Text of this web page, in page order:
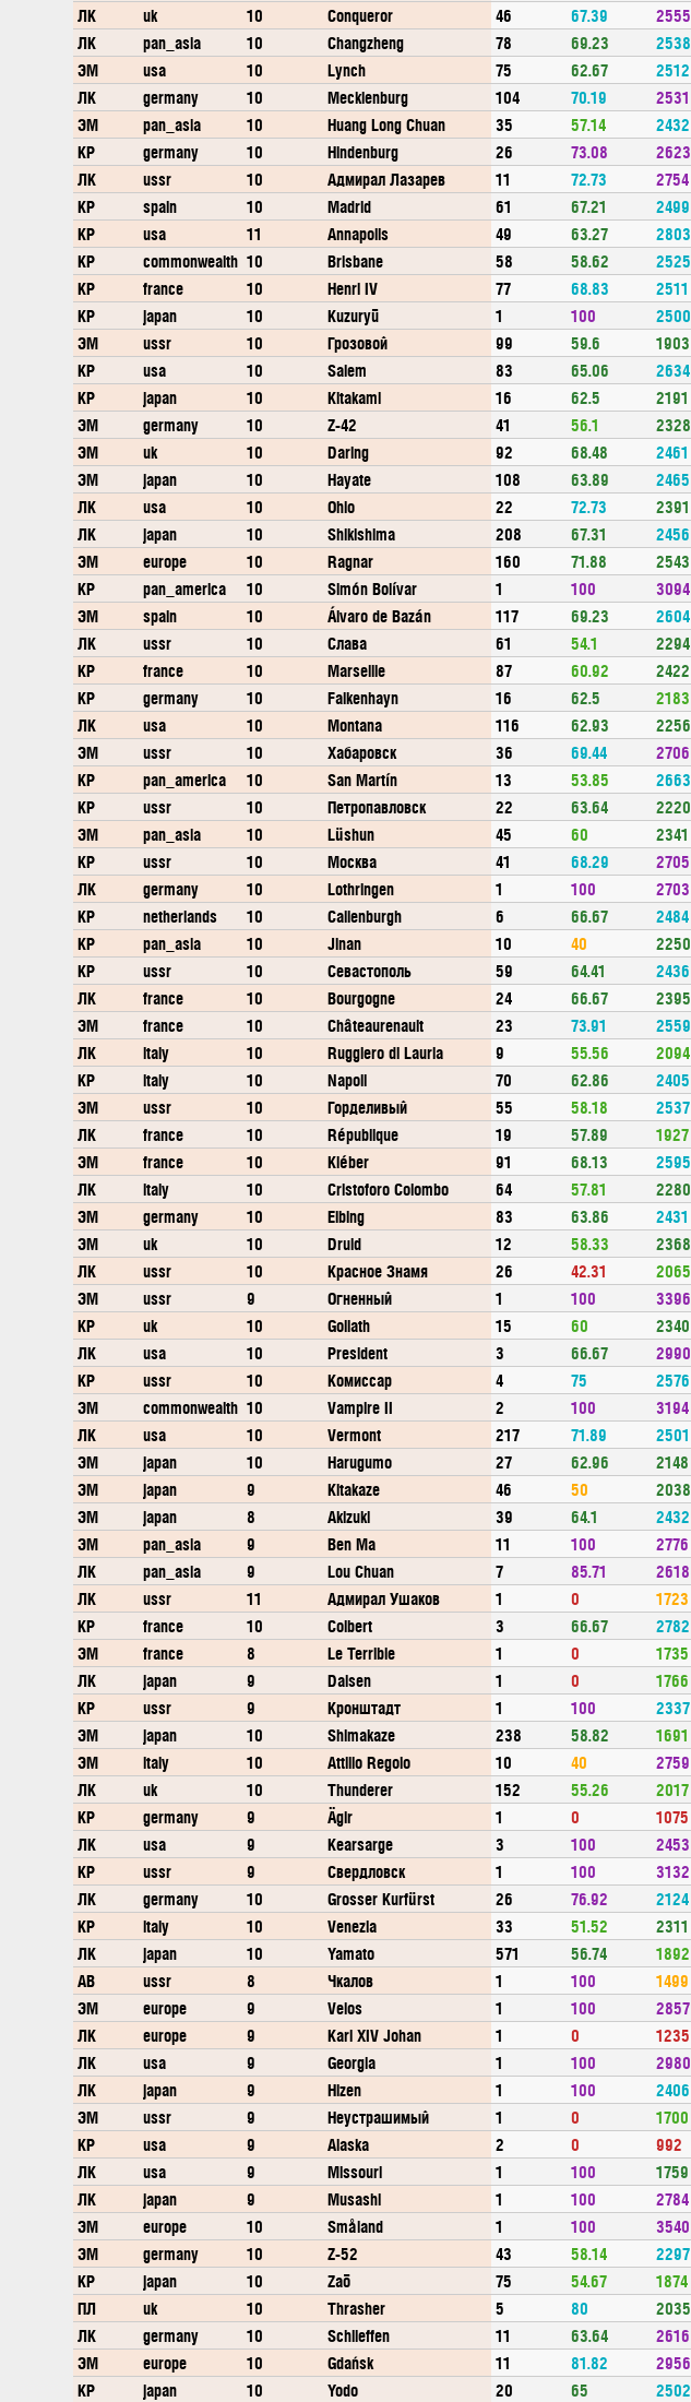
ЛК
uk 10 Conqueror 46 67.39 2555
ЛК
pan_asia 10 Changzheng 78 69.23 2538
ЭМ
usa 10 Lynch 75 62.67 2512
ЛК
germany 10 Mecklenburg 104 70.19 2531
ЭМ
pan_asia 10 Huang Long Chuan 35 57.14 2432
КР
germany 10 Hindenburg 26 73.08 2623
ЛК
ussr 10 Адмирал Лазарев 11 72.73 2754
КР
spain 10 Madrid 61 67.21 2499
КР
usa 11 Annapolis 49 63.27 2803
КР
commonwealth 10 Brisbane 58 58.62 2525
КР
france 10 Henri IV 77 68.83 2511
КР
japan 10 Kuzuryū 1 100 2500
ЭМ
ussr 10 Грозовой 99 59.6 1903
КР
usa 10 Salem 83 65.06 2634
КР
japan 10 Kitakami 16 62.5 2191
ЭМ
germany 10 Z-42 41 56.1 2328
ЭМ
uk 10 Daring 92 68.48 2461
ЭМ
japan 10 Hayate 108 63.89 2465
ЛК
usa 10 Ohio 22 72.73 2391
ЛК
japan 10 Shikishima 208 67.31 2456
ЭМ
europe 10 Ragnar 160 71.88 2543
КР
pan_america 10 Simón Bolívar 1 100 3094
ЭМ
spain 10 Álvaro de Bazán 117 69.23 2604
ЛК
ussr 10 Слава 61 54.1 2294
КР
france 10 Marseille 87 60.92 2422
КР
germany 10 Falkenhayn 16 62.5 2183
ЛК
usa 10 Montana 116 62.93 2256
ЭМ
ussr 10 Хабаровск 36 69.44 2706
КР
pan_america 10 San Martín 13 53.85 2663
КР
ussr 10 Петропавловск 22 63.64 2220
ЭМ
pan_asia 10 Lüshun 45 60 2341
КР
ussr 10 Москва 41 68.29 2705
ЛК
germany 10 Lothringen 1 100 2703
КР
netherlands 10 Callenburgh 6 66.67 2484
КР
pan_asia 10 Jinan 10 40 2250
КР
ussr 10 Севастополь 59 64.41 2436
ЛК
france 10 Bourgogne 24 66.67 2395
ЭМ
france 10 Châteaurenault 23 73.91 2559
ЛК
italy 10 Ruggiero di Lauria 9 55.56 2094
КР
italy 10 Napoli 70 62.86 2405
ЭМ
ussr 10 Горделивый 55 58.18 2537
ЛК
france 10 République 19 57.89 1927
ЭМ
france 10 Kléber 91 68.13 2595
ЛК
italy 10 Cristoforo Colombo 64 57.81 2280
ЭМ
germany 10 Elbing 83 63.86 2431
ЭМ
uk 10 Druid 12 58.33 2368
ЛК
ussr 10 Красное Знамя 26 42.31 2065
ЭМ
ussr 9 Огненный 1 100 3396
КР
uk 10 Goliath 15 60 2340
ЛК
usa 10 President 3 66.67 2990
КР
ussr 10 Комиссар 4 75 2576
ЭМ
commonwealth 10 Vampire II 2 100 3194
ЛК
usa 10 Vermont 217 71.89 2501
ЭМ
japan 10 Harugumo 27 62.96 2148
ЭМ
japan 9 Kitakaze 46 50 2038
ЭМ
japan 8 Akizuki 39 64.1 2432
ЭМ
pan_asia 9 Ben Ma 11 100 2776
ЛК
pan_asia 9 Lou Chuan 7 85.71 2618
ЛК
ussr 11 Адмирал Ушаков 1 0 1723
КР
france 10 Colbert 3 66.67 2782
ЭМ
france 8 Le Terrible 1 0 1735
ЛК
japan 9 Daisen 1 0 1766
КР
ussr 9 Кронштадт 1 100 2337
ЭМ
japan 10 Shimakaze 238 58.82 1691
ЭМ
italy 10 Attilio Regolo 10 40 2759
ЛК
uk 10 Thunderer 152 55.26 2017
КР
germany 9 Ägir 1 0 1075
ЛК
usa 9 Kearsarge 3 100 2453
КР
ussr 9 Свердловск 1 100 3132
ЛК
germany 10 Grosser Kurfürst 26 76.92 2124
КР
italy 10 Venezia 33 51.52 2311
ЛК
japan 10 Yamato 571 56.74 1892
АВ
ussr 8 Чкалов 1 100 1499
ЭМ
europe 9 Velos 1 100 2857
ЛК
europe 9 Karl XIV Johan 1 0 1235
ЛК
usa 9 Georgia 1 100 2980
ЛК
japan 9 Hizen 1 100 2406
ЭМ
ussr 9 Неустрашимый 1 0 1700
КР
usa 9 Alaska 2 0 992
ЛК
usa 9 Missouri 1 100 1759
ЛК
japan 9 Musashi 1 100 2784
ЭМ
europe 10 Småland 1 100 3540
ЭМ
germany 10 Z-52 43 58.14 2297
КР
japan 10 Zaō 75 54.67 1874
ПЛ
uk 10 Thrasher 5 80 2035
ЛК
germany 10 Schlieffen 11 63.64 2616
ЭМ
europe 10 Gdańsk 11 81.82 2956
КР
japan 10 Yodo 20 65 2502